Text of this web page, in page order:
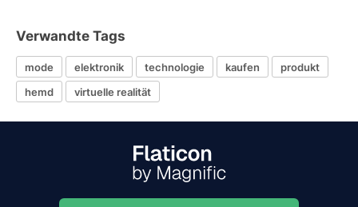
Verwandte Tags
mode elektronik technologie kaufen
produkt
hemd
virtuelle realität